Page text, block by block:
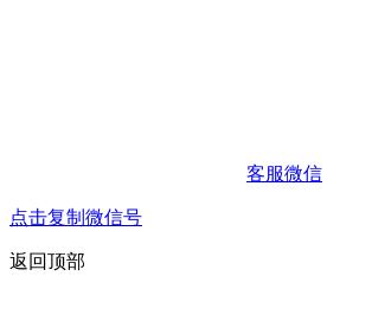
客服微信
点击复制微信号
返回顶部